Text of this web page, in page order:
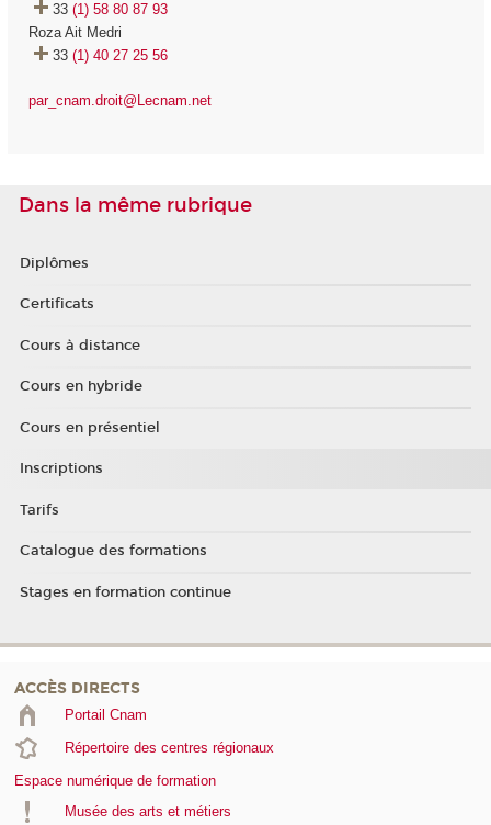
33 (1) 58 80 87 93
Roza Ait Medri
33 (1) 40 27 25 56
par_cnam.droit@Lecnam.net
Dans la même rubrique
Diplômes
Certificats
Cours à distance
Cours en hybride
Cours en présentiel
Inscriptions
Tarifs
Catalogue des formations
Stages en formation continue
ACCÈS DIRECTS
Portail Cnam
Répertoire des centres régionaux
Espace numérique de formation
Musée des arts et métiers